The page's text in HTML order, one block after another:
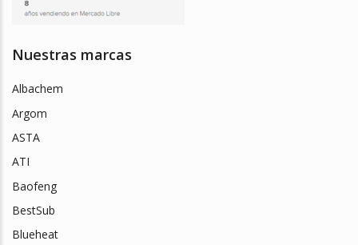
Nuestras marcas
Albachem
Argom
ASTA
ATI
Baofeng
BestSub
Blueheat